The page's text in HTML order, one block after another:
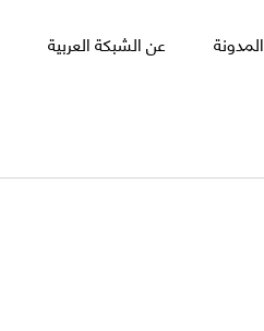
المدونة عن الشبكة العربية